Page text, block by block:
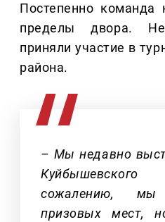
Постепенно команда
пределы двора.
приняли участие в
района.
– Мы недавно
сожалению,
призовых мест,